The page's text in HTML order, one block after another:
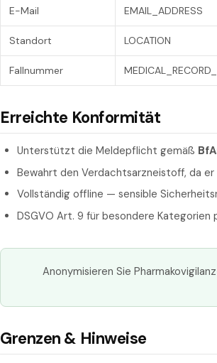
E-Mail EMAIL_ADDRESS
Standort LOCATION
Fallnummer
Erreichte Konformität
Unterstützt die Meldepflicht gemäß
Bewahrt den Verdachtsarzneistoff, da
Vollständig offline — sensible
DSGVO Art. 9 für besondere
Anonymisieren Sie
Grenzen & Hinweise